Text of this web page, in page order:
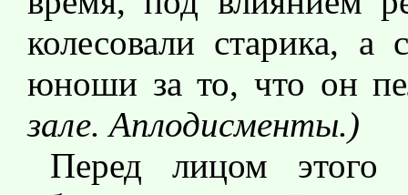
колесовали старика,
юноши за то, что он
зале. Аплодисменты.)
Перед лицом этого